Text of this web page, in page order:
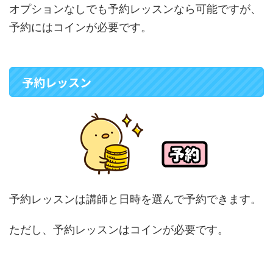
オプションなしでも予約レッスンなら可能ですが、
予約にはコインが必要です。
予約レッスン
予約レッスンは講師と日時を選んで予約できます。
ただし、予約レッスンはコインが必要です。